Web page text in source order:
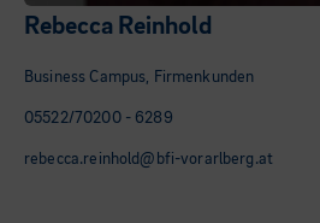
Rebecca Reinhold
Business Campus, Firmenkunden
05522/70200 - 6289
rebecca.reinhold@bfi-vorarlberg.at